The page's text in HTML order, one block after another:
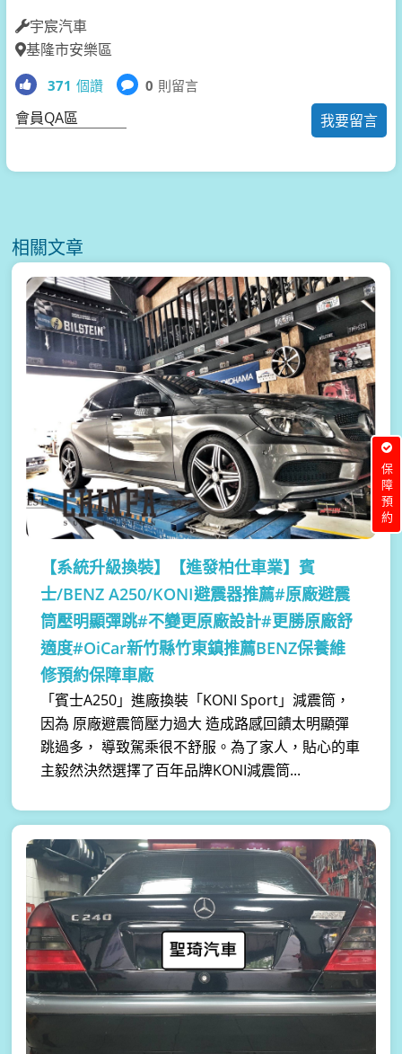
宇宸汽車
基隆市安樂區
371 個讚 0 則留言
我要留言
會員QA區
相關文章
【系統升級換裝】
【進發柏仕車業】賓
士/BENZ A250/KONI避震器推薦#原廠避震
筒壓明顯彈跳#不變更原廠設計#更勝原廠舒
適度#OiCar新竹縣竹東鎮推薦BENZ保養維
修預約保障車廠
「賓士A250」進廠換裝「KONI Sport」減震筒，
因為 原廠避震筒壓力過大 造成路感回饋太明顯彈
跳過多， 導致駕乘很不舒服。為了家人，貼心的車
主毅然決然選擇了百年品牌KONI減震筒...
保障預約